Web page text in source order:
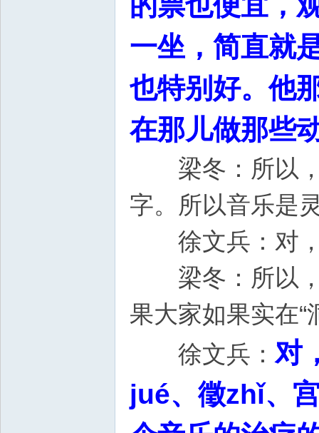
一坐，简直就
也特别好。他
在那儿做那些
梁冬：所以，
字。所以音乐是
徐文兵：对
梁冬：所以，“
果大家如果实在“
徐文兵： 对
jué、徵zhǐ、